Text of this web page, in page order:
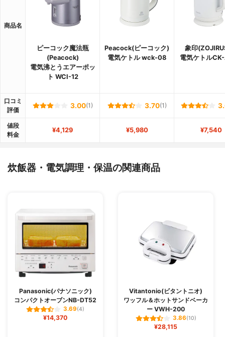
商品名
ピーコック魔法瓶
(Peacock)
電気沸とうエアーポッ
ト WCI-12
Peacock(ピーコック)
電気ケトル wck-08
象印
電気ケトル
口コミ
評価
3.00(1) 3.70(1)
値段
料金
¥4,129 ¥5,980 ¥7,540
炊飯器・電気調理・保温の関連商品
Panasonic(パナソニック)
コンパクトオーブンNB-DT52
3.69(4)
¥14,370
Vitantonio(ビタントニオ)
ワッフル＆ホットサンドベーカ
ー VWH-200
3.86(10)
¥28,115